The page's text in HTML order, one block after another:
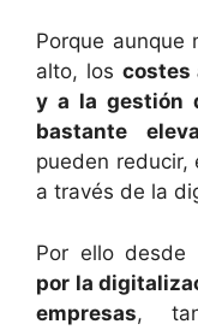
Porque aunque
alto, los costes
y a la gestión
bastante
pueden reducir,
a través de la
Por ello desde
por la
empresas,